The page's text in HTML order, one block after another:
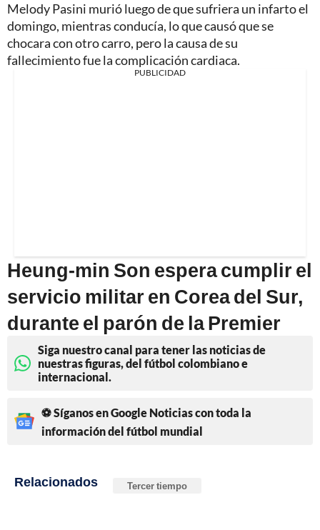
Melody Pasini murió luego de que sufriera un infarto el
domingo, mientras conducía, lo que causó que se
chocara con otro carro, pero la causa de su
fallecimiento fue la complicación cardiaca.
PUBLICIDAD
Heung-min Son espera cumplir el
servicio militar en Corea del Sur,
durante el parón de la Premier
Siga nuestro canal para tener las noticias de
nuestras figuras, del fútbol colombiano e
internacional.
⚽ Síganos en Google Noticias con toda la
información del fútbol mundial
Relacionados Tercer tiempo